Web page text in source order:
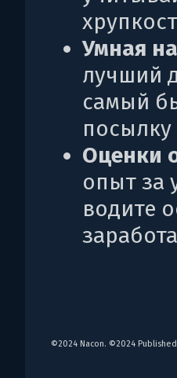
Умная
лучший
самый
Оценки
опыт за
водите
©2024 Nacon. ©2024